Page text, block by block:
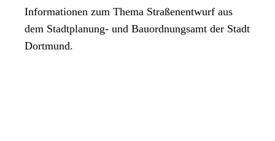
Informationen zum Thema Straßenentwurf aus
dem Stadtplanung- und Bauordnungsamt der Stadt
Dortmund.